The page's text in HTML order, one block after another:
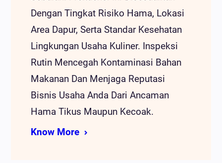
Dengan Tingkat Risiko Hama, Lokasi
Area Dapur, Serta Standar Kesehatan
Lingkungan Usaha Kuliner. Inspeksi
Rutin Mencegah Kontaminasi Bahan
Makanan Dan Menjaga Reputasi
Bisnis Usaha Anda Dari Ancaman
Hama Tikus Maupun Kecoak.
Know More